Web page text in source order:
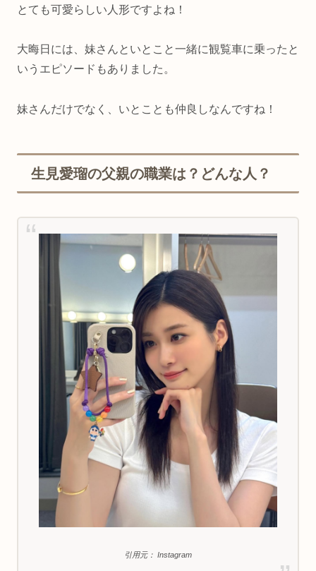
とても可愛らしい人形ですよね！
大晦日には、妹さんといとこと一緒に観覧車に乗ったと
いうエピソードもありました。
妹さんだけでなく、いとことも仲良しなんですね！
生見愛瑠の父親の職業は？どんな人？
引用元： Instagram